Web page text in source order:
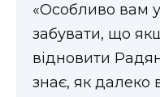
«Особливо вам
забувати, що
відновити
знає, як далеко